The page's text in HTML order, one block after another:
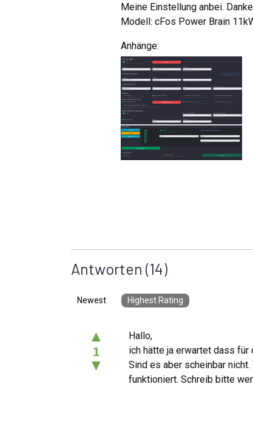
Meine Einstellung anbei.
Modell: cFos Power Brain
Anhänge:
Antworten (14)
Newest Highest Rating
▲
1
▼
Hallo,
ich hätte ja erwartet dass
Sind es aber scheinbar
funktioniert. Schreib bitte